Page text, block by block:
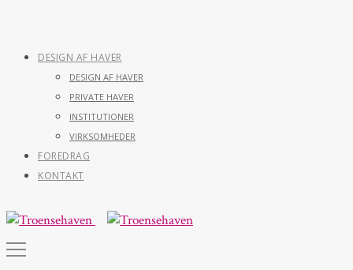
DESIGN AF HAVER
DESIGN AF HAVER
PRIVATE HAVER
INSTITUTIONER
VIRKSOMHEDER
FOREDRAG
KONTAKT